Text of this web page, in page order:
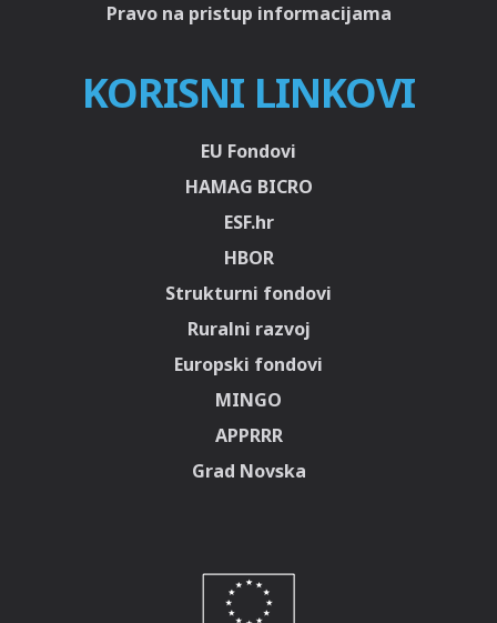
Pravo na pristup informacijama
KORISNI LINKOVI
EU Fondovi
HAMAG BICRO
ESF.hr
HBOR
Strukturni fondovi
Ruralni razvoj
Europski fondovi
MINGO
APPRRR
Grad Novska